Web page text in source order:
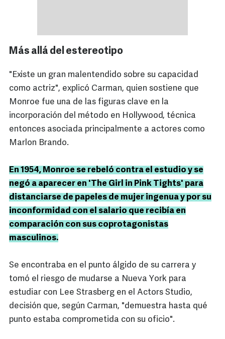
Más allá del estereotipo
"Existe un gran malentendido sobre su capacidad
como actriz", explicó Carman, quien sostiene que
Monroe fue una de las figuras clave en la
incorporación del método en Hollywood, técnica
entonces asociada principalmente a actores como
Marlon Brando.
En 1954, Monroe se rebeló contra el estudio y se
negó a aparecer en 'The Girl in Pink Tights' para
distanciarse de papeles de mujer ingenua y por su
inconformidad con el salario que recibía en
comparación con sus coprotagonistas
masculinos.
Se encontraba en el punto álgido de su carrera y
tomó el riesgo de mudarse a Nueva York para
estudiar con Lee Strasberg en el Actors Studio,
decisión que, según Carman, "demuestra hasta qué
punto estaba comprometida con su oficio".